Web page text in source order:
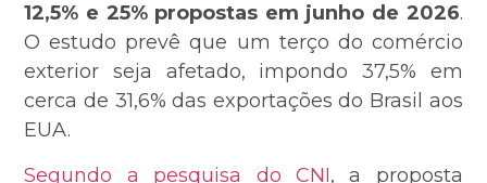
12,5% e 25% propostas em junho de 2026.
O estudo prevê que um terço do comércio
exterior seja afetado, impondo 37,5% em
cerca de 31,6% das exportações do Brasil aos
EUA.
Segundo a pesquisa do CNI, a proposta